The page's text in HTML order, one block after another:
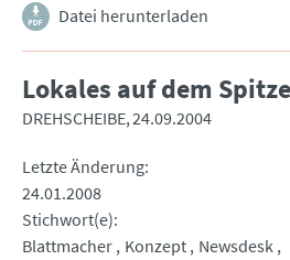
Datei herunterladen
Lokales auf dem
DREHSCHEIBE 24.09.2004
Letzte Änderung
24.01.2008
Stichwort(e)
Blattmacher Konzept Newsdesk